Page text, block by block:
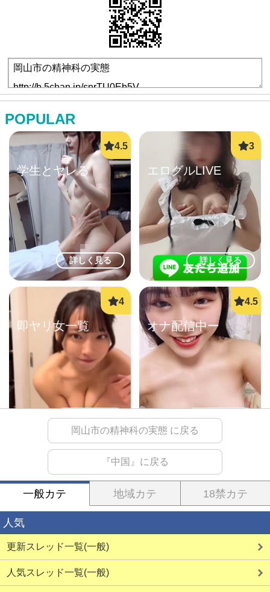
POPULAR
詳しく見る
学生とヤレる
詳しく見る
エログルLIVE
即ヤリ女一覧 オナ配信中ー
詳しく見る
生オナ配信 ママ活初心者
岡山市の精神科の実態 に戻る
『中国』に戻る
一般カテ 地域カテ 18禁カテ
人気
更新スレッド一覧(一般)
人気スレッド一覧(一般)